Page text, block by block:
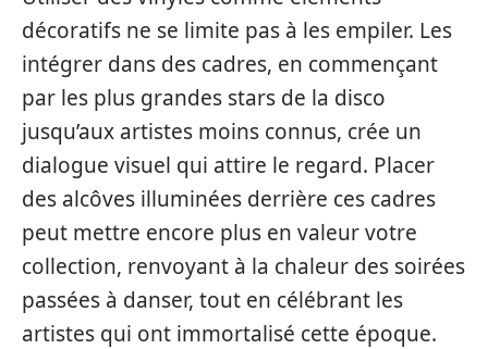
décoratifs ne se limite pas à les empiler. Les
intégrer dans des cadres, en commençant
par les plus grandes stars de la disco
jusqu’aux artistes moins connus, crée un
dialogue visuel qui attire le regard. Placer
des alcôves illuminées derrière ces cadres
peut mettre encore plus en valeur votre
collection, renvoyant à la chaleur des soirées
passées à danser, tout en célébrant les
artistes qui ont immortalisé cette époque.